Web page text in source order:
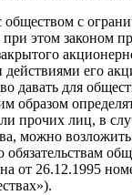
с
этом законом
действиями его
давать для
образом
прочих лиц, в
можно
обязательствам
от 26.12.1995